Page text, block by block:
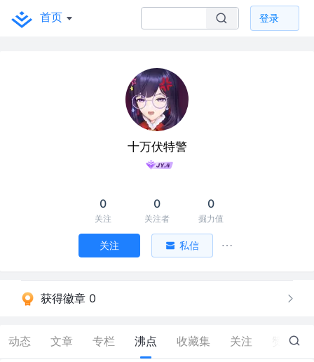
首页 登录
十万伏特警
0
关注
0
关注者
0
掘力值
关注 私信
获得徽章 0
动态 文章 专栏 沸点 收藏集 关注 1